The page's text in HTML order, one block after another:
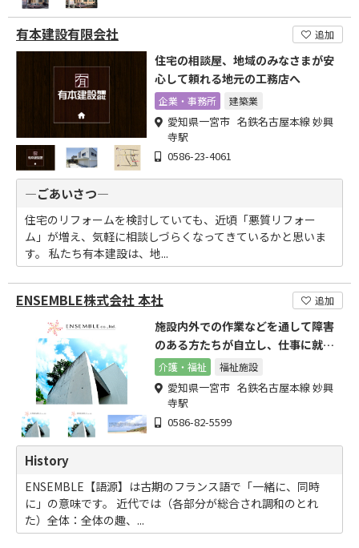
有本建設有限会社 追加
住宅の相談屋、地域のみなさまが安
心して頼れる地元の工務店へ
企業・事務所 建築業
愛知県一宮市 名鉄名古屋本線 妙興
寺駅
0586-23-4061
―ごあいさつ―
住宅のリフォームを検討していても、近頃「悪質リフォー
ム」が増え、気軽に相談しづらくなってきているかと思いま
す。 私たち有本建設は、地...
ENSEMBLE株式会社 本社 追加
施設内外での作業などを通して障害
のある方たちが自立し、仕事に就け
るようにサポートしています
介護・福祉 福祉施設
愛知県一宮市 名鉄名古屋本線 妙興
寺駅
0586-82-5599
History
ENSEMBLE【語源】は古期のフランス語で「一緒に、同時
に」の意味です。 近代では（各部分が総合され調和のとれ
た）全体：全体の趣、...